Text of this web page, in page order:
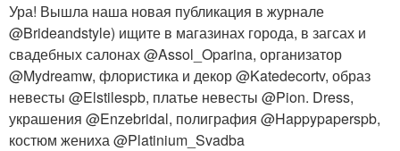
Ура! Вышла наша новая публикация в журнале
@Brideandstyle) ищите в магазинах города, в загсах и
свадебных салонах @Assol_Oparina, организатор
@Mydreamw, флористика и декор @Katedecortv, образ
невесты @Elstilespb, платье невесты @Pion. Dress,
украшения @Enzebridal, полиграфия @Happypaperspb,
костюм жениха @Platinium_Svadba